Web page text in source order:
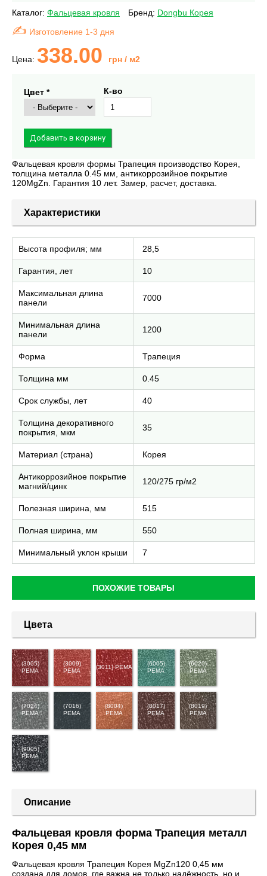
Каталог: Фальцевая кровля Бренд: Dongbu Корея
Изготовление 1-3 дня
Цена: 338.00 грн / м2
Цвет * К-во
Фальцевая кровля формы Трапеция производство Корея,
толщина металла 0.45 мм, антикоррозийное покрытие
120MgZn. Гарантия 10 лет. Замер, расчет, доставка.
Характеристики
Высота профиля; мм 28,5
Гарантия, лет 10
Максимальная длина
панели
7000
Минимальная длина
панели
1200
Форма Трапеция
Толщина мм 0.45
Срок службы, лет 40
Толщина декоративного
покрытия, мкм
35
Материал (страна) Корея
Антикоррозийное покрытие
магний/цинк
120/275 гр/м2
Полезная ширина, мм 515
Полная ширина, мм 550
Минимальный уклон крыши 7
ПОХОЖИЕ ТОВАРЫ
Цвета
(3005)
PEMA
(3009)
PEMA
(3011) PEMA
(6005)
PEMA
(6020)
PEMA
(7024)
PEMA
(7016)
PEMA
(8004)
PEMA
(8017)
PEMA
(8019)
PEMA
(9005)
PEMA
Описание
Фальцевая кровля форма Трапеция металл
Корея 0,45 мм
Фальцевая кровля Трапеция Корея MgZn120 0,45 мм
создана для домов, где важна не только надёжность, но и